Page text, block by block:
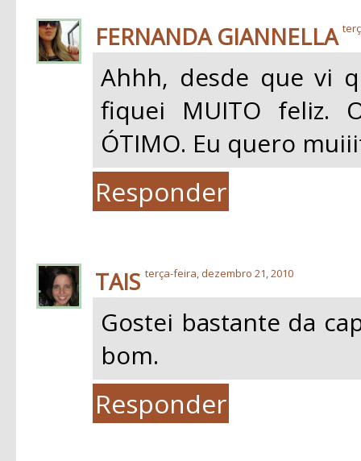
FERNANDA GIANNELLA
Ahhh, desde que vi
fiquei MUITO feliz.
ÓTIMO. Eu quero
Responder
TAIS terça-feira, dezembro 21, 2010
Gostei bastante da
bom.
Responder